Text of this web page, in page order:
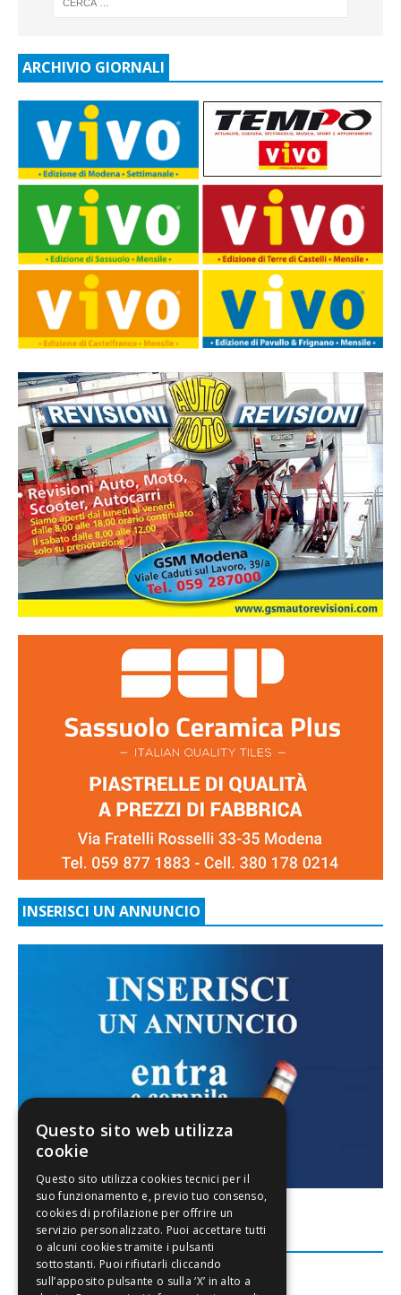
ARCHIVIO GIORNALI
INSERISCI UN ANNUNCIO
FACEBOOK
Questo sito web utilizza
cookie